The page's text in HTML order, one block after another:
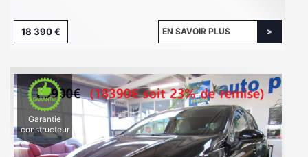
18 390 € EN SAVOIR PLUS
Garantie
constructeur